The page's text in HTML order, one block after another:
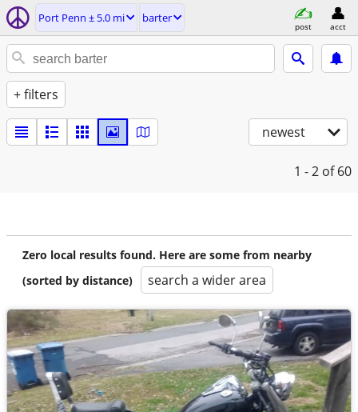
Port Penn ± 5.0 mi barter
post acct
+ filters
newest
1 - 2 of 60
Zero local results found. Here are some from nearby
(sorted by distance)
search a wider area